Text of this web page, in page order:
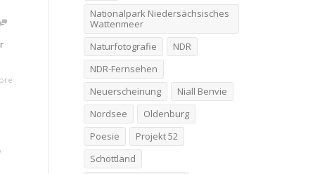
Nationalpark Niedersächsisches
Wattenmeer
Naturfotografie
NDR
NDR-Fernsehen
Neuerscheinung
Niall Benvie
Nordsee
Oldenburg
Poesie
Projekt 52
Schottland